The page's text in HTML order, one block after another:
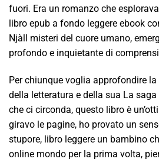
fuori. Era un romanzo che
libro epub a fondo leggere ebook
Njàll misteri del cuore umano,
profondo e inquietante di
Per chiunque voglia approfondire
della letteratura e della sua La
che ci circonda, questo libro è
giravo le pagine, ho provato un
stupore, libro leggere un bambino
online mondo per la prima volta,